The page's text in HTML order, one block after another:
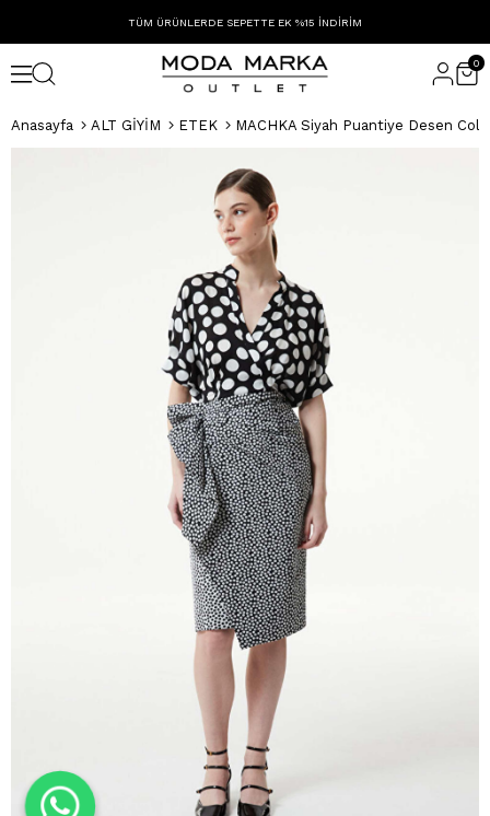
TÜM ÜRÜNLERDE SEPETTE EK %15 İNDİRİM
0
Anasayfa ALT GİYİM ETEK MACHKA Siyah Puantiye Desen